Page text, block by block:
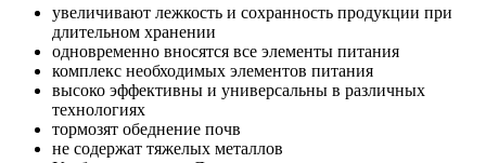
увеличивают лежкость и сохранность продукции при
длительном хранении
одновременно вносятся все элементы питания
комплекс необходимых элементов питания
высоко эффективны и универсальны в различных
технологиях
тормозят обеднение почв
не содержат тяжелых металлов